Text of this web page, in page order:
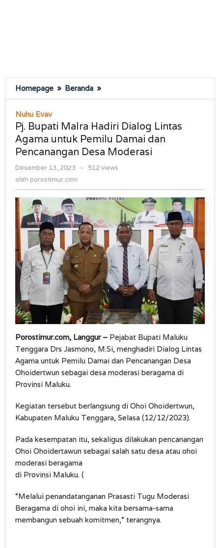
Homepage » Beranda »
Bupati
Hadiri
Dialog
Lintas
Agama
untuk
dan
Pencanangan
Desa
Moderasi
Nuhu Evav
Pj. Bupati Malra Hadiri Dialog Lintas
Agama untuk Pemilu Damai dan
Pencanangan Desa Moderasi
Desember 13, 2023
oleh
-
512 views
oleh porostimur.com
Porostimur.com, Langgur – Pejabat Bupati Maluku
Tenggara Drs Jasmono, M.Si, menghadiri Dialog Lintas
Agama untuk Pemilu Damai dan Pencanangan Desa
Ohoidertwun sebagai desa moderasi beragama di
Provinsi Maluku.
Kegiatan tersebut berlangsung di Ohoi Ohoidertwun,
Kabupaten Maluku Tenggara, Selasa (12/12/2023).
Pada kesempatan itu, sekaligus dilakukan pencanangan
Ohoi Ohoidertawun sebagai salah satu desa atau ohoi
moderasi beragama
di Provinsi Maluku. (
“Melalui penandatanganan Prasasti Tugu Moderasi
Beragama di ohoi ini, maka kita bersama-sama
membangun sebuah komitmen,” terangnya.